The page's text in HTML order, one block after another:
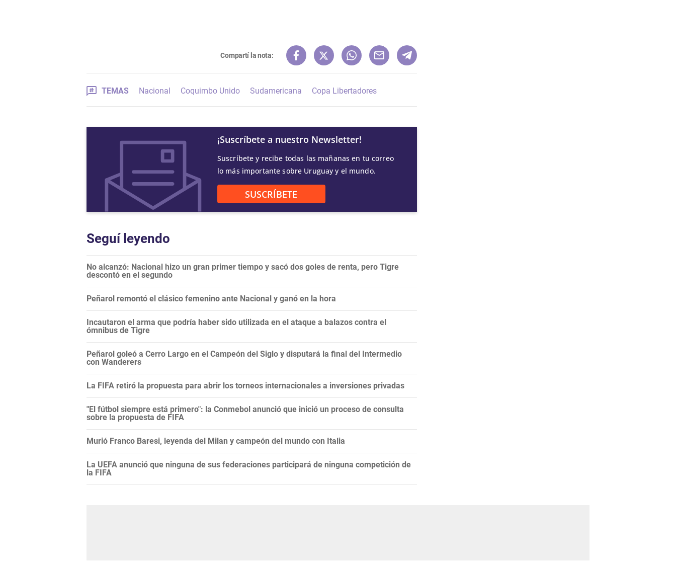
Compartí la nota:
TEMAS Nacional Coquimbo Unido Sudamericana Copa Libertadores
¡Suscríbete a nuestro Newsletter!
Suscríbete y recibe todas las mañanas en tu correo
lo más importante sobre Uruguay y el mundo.
SUSCRÍBETE
Seguí leyendo
No alcanzó: Nacional hizo un gran primer tiempo y sacó dos goles de renta, pero Tigre
descontó en el segundo
Peñarol remontó el clásico femenino ante Nacional y ganó en la hora
Incautaron el arma que podría haber sido utilizada en el ataque a balazos contra el
ómnibus de Tigre
Peñarol goleó a Cerro Largo en el Campeón del Siglo y disputará la final del Intermedio
con Wanderers
La FIFA retiró la propuesta para abrir los torneos internacionales a inversiones privadas
"El fútbol siempre está primero": la Conmebol anunció que inició un proceso de consulta
sobre la propuesta de FIFA
Murió Franco Baresi, leyenda del Milan y campeón del mundo con Italia
La UEFA anunció que ninguna de sus federaciones participará de ninguna competición de
la FIFA